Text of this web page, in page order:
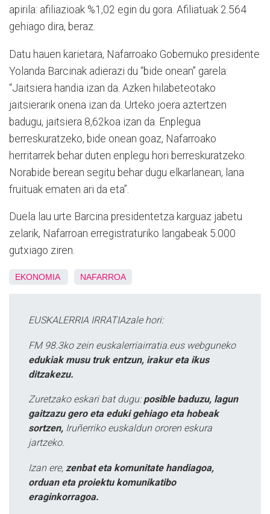
apirila: afiliazioak %1,02 egin du gora. Afiliatuak 2.564
gehiago dira, beraz.
Datu hauen karietara, Nafarroako Gobernuko presidente
Yolanda Barcinak adierazi du “bide onean” garela:
“Jaitsiera handia izan da. Azken hilabeteotako
jaitsierarik onena izan da. Urteko joera aztertzen
badugu, jaitsiera 8,62koa izan da. Enplegua
berreskuratzeko, bide onean goaz, Nafarroako
herritarrek behar duten enplegu hori berreskuratzeko.
Norabide berean segitu behar dugu elkarlanean, lana
fruituak ematen ari da eta”.
Duela lau urte Barcina presidentetza karguaz jabetu
zelarik, Nafarroan erregistraturiko langabeak 5.000
gutxiago ziren.
EKONOMIA NAFARROA
EUSKALERRIA IRRATIAzale hori:
FM 98.3ko zein euskalerriairratia.eus webguneko
edukiak musu truk entzun, irakur eta ikus
ditzakezu.
Zuretzako eskari bat dugu: posible baduzu, lagun
gaitzazu gero eta eduki gehiago eta hobeak
sortzen, Iruñerriko euskaldun ororen eskura
jartzeko.
Izan ere, zenbat eta komunitate handiagoa,
orduan eta proiektu komunikatibo
eraginkorragoa.